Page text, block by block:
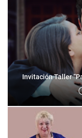
Invitación Taller